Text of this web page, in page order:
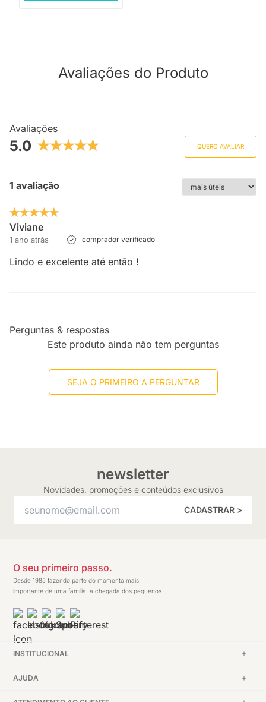
Avaliações do Produto
Avaliações
5.0 QUERO AVALIAR
1 avaliação
Viviane
1 ano atrás comprador verificado
Lindo e excelente até então !
Perguntas & respostas
Este produto ainda não tem perguntas
SEJA O PRIMEIRO A PERGUNTAR
newsletter
Novidades, promoções e conteúdos exclusivos
CADASTRAR >
O seu primeiro passo.
Desde 1985 fazendo parte do momento mais
importante de uma família: a chegada dos pequenos.
INSTITUCIONAL
AJUDA